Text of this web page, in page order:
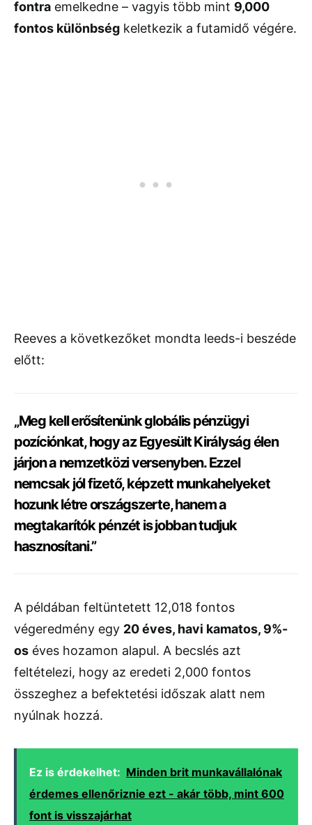
fontra emelkedne – vagyis több mint 9,000
fontos különbség keletkezik a futamidő végére.
Reeves a következőket mondta leeds-i beszéde
előtt:
„Meg kell erősítenünk globális pénzügyi
pozíciónkat, hogy az Egyesült Királyság élen
járjon a nemzetközi versenyben. Ezzel
nemcsak jól fizető, képzett munkahelyeket
hozunk létre országszerte, hanem a
megtakarítók pénzét is jobban tudjuk
hasznosítani.”
A példában feltüntetett 12,018 fontos
végeredmény egy 20 éves, havi kamatos, 9%-
os éves hozamon alapul. A becslés azt
feltételezi, hogy az eredeti 2,000 fontos
összeghez a befektetési időszak alatt nem
nyúlnak hozzá.
Ez is érdekelhet: Minden brit munkavállalónak
érdemes ellenőriznie ezt - akár több, mint 600
font is visszajárhat